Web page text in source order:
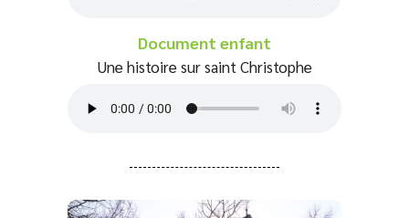
Document enfant
Une histoire sur saint Christophe